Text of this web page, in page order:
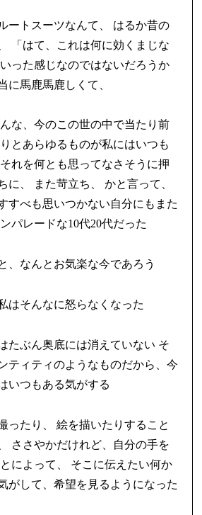
ートスーツなんて、 はるか昔の
「はて、これは何に効くまじな
った感じなのではないだろうか
に馬鹿馬鹿しくて、
な、今のこの世の中で当たり前
とあらゆるものが私にはいつも
れを何とも思ってなさそうに押
に、 また苛立ち、 かと言って、
すべも思いつかない自分にもまた
パレードな10代20代だった
、なんとお気楽な今であろう
はそんなに怒らなくなった
たぶん奥底には消えていない そ
ティティのようなものだから、今
いつもある気がする
ったり、 絵を描いたりすること
ささやかだけれど、自分の手を
によって、 そこに伝えたい何か
がして、希望を見るようになった